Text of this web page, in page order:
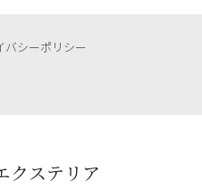
バシーポリシー
クステリア